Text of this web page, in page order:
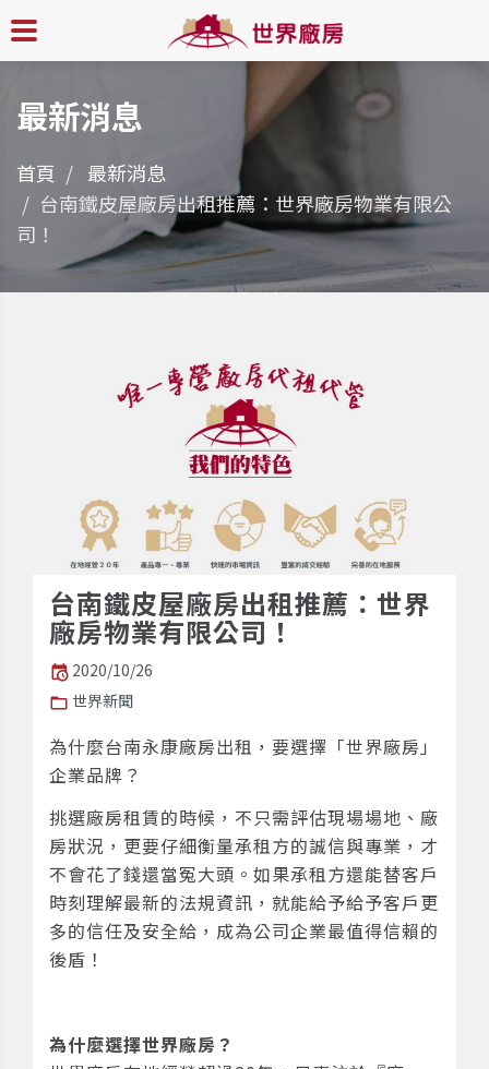
最新消息
首頁
最新消息
台南鐵皮屋廠房出租推薦：世界廠房物業有限公
司！
台南鐵皮屋廠房出租推薦：世界
廠房物業有限公司！
2020/10/26
世界新聞
為什麼台南永康廠房出租，要選擇「世界廠房」
企業品牌？
挑選廠房租賃的時候，不只需評估現場場地、廠
房狀況，更要仔細衡量承租方的誠信與專業，才
不會花了錢還當冤大頭。如果承租方還能替客戶
時刻理解最新的法規資訊，就能給予給予客戶更
多的信任及安全給，成為公司企業最值得信賴的
後盾！
為什麼選擇世界廠房？